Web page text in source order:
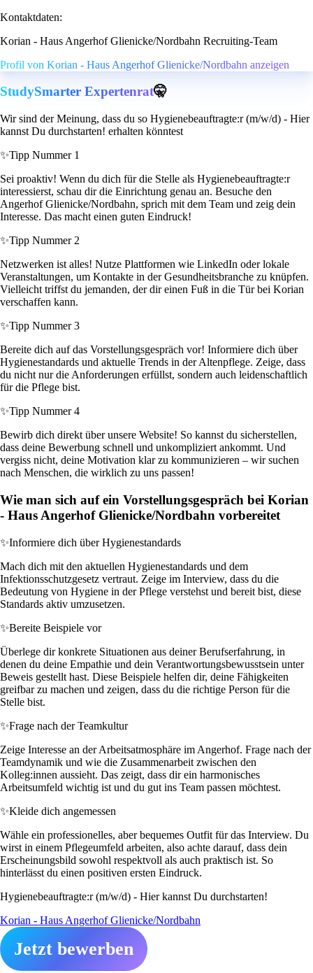
Kontaktdaten:
Korian - Haus Angerhof Glienicke/Nordbahn Recruiting-Team
Profil von Korian - Haus Angerhof Glienicke/Nordbahn anzeigen
StudySmarter Expertenrat🤫
Wir sind der Meinung, dass du so Hygienebeauftragte:r (m/w/d) - Hier
kannst Du durchstarten! erhalten könntest
✨Tipp Nummer 1
Sei proaktiv! Wenn du dich für die Stelle als Hygienebeauftragte:r
interessierst, schau dir die Einrichtung genau an. Besuche den
Angerhof Glienicke/Nordbahn, sprich mit dem Team und zeig dein
Interesse. Das macht einen guten Eindruck!
✨Tipp Nummer 2
Netzwerken ist alles! Nutze Plattformen wie LinkedIn oder lokale
Veranstaltungen, um Kontakte in der Gesundheitsbranche zu knüpfen.
Vielleicht triffst du jemanden, der dir einen Fuß in die Tür bei Korian
verschaffen kann.
✨Tipp Nummer 3
Bereite dich auf das Vorstellungsgespräch vor! Informiere dich über
Hygienestandards und aktuelle Trends in der Altenpflege. Zeige, dass
du nicht nur die Anforderungen erfüllst, sondern auch leidenschaftlich
für die Pflege bist.
✨Tipp Nummer 4
Bewirb dich direkt über unsere Website! So kannst du sicherstellen,
dass deine Bewerbung schnell und unkompliziert ankommt. Und
vergiss nicht, deine Motivation klar zu kommunizieren – wir suchen
nach Menschen, die wirklich zu uns passen!
Wie man sich auf ein Vorstellungsgespräch bei Korian
- Haus Angerhof Glienicke/Nordbahn vorbereitet
✨Informiere dich über Hygienestandards
Mach dich mit den aktuellen Hygienestandards und dem
Infektionsschutzgesetz vertraut. Zeige im Interview, dass du die
Bedeutung von Hygiene in der Pflege verstehst und bereit bist, diese
Standards aktiv umzusetzen.
✨Bereite Beispiele vor
Überlege dir konkrete Situationen aus deiner Berufserfahrung, in
denen du deine Empathie und dein Verantwortungsbewusstsein unter
Beweis gestellt hast. Diese Beispiele helfen dir, deine Fähigkeiten
greifbar zu machen und zeigen, dass du die richtige Person für die
Stelle bist.
✨Frage nach der Teamkultur
Zeige Interesse an der Arbeitsatmosphäre im Angerhof. Frage nach der
Teamdynamik und wie die Zusammenarbeit zwischen den
Kolleg:innen aussieht. Das zeigt, dass dir ein harmonisches
Arbeitsumfeld wichtig ist und du gut ins Team passen möchtest.
✨Kleide dich angemessen
Wähle ein professionelles, aber bequemes Outfit für das Interview. Du
wirst in einem Pflegeumfeld arbeiten, also achte darauf, dass dein
Erscheinungsbild sowohl respektvoll als auch praktisch ist. So
hinterlässt du einen positiven ersten Eindruck.
Hygienebeauftragte:r (m/w/d) - Hier kannst Du durchstarten!
Korian - Haus Angerhof Glienicke/Nordbahn
Jetzt bewerben